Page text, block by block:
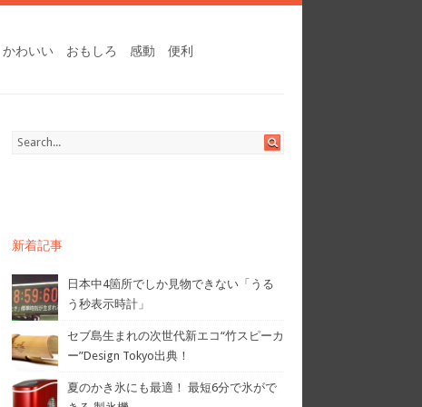
かわいい おもしろ 感動 便利
新着記事
日本中4箇所でしか見物できない「うる
う秒表示時計」
セブ島生まれの次世代新エコ“竹スピーカ
ー”Design Tokyo出典！
夏のかき氷にも最適！ 最短6分で氷がで